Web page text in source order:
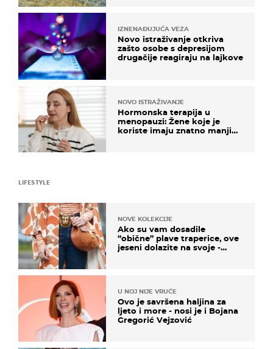
IZNENAĐUJUĆA VEZA
Novo istraživanje otkriva
zašto osobe s depresijom
drugačije reagiraju na lajkove
NOVO ISTRAŽIVANJE
Hormonska terapija u
menopauzi: Žene koje je
koriste imaju znatno manji
LIFESTYLE
NOVE KOLEKCIJE
Ako su vam dosadile
“obične” plave traperice, ove
jeseni dolazite na svoje -
U NOJ NIJE VRUĆE
Ovo je savršena haljina za
ljeto i more - nosi je i Bojana
Gregorić Vejzović